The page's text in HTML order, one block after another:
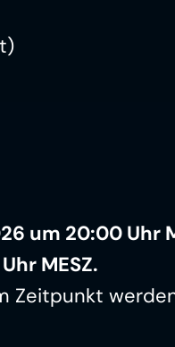
um 20:00 Uhr
MESZ.
Zeitpunkt